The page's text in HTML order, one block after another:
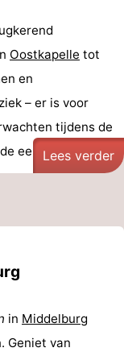
Oostkapelle tot
en
– er is voor
tijdens de
eeuwenoude ...
Lees verder
in Middelburg
Geniet van